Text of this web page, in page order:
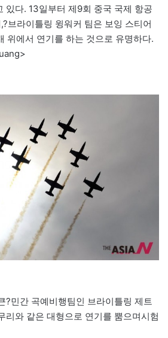
있다. 13일부터 제9회 중국 국제 항공
브라이틀링 윙워커 팀은 보잉 스티어
위에서 연기를 하는 것으로 유명하다.
?민간 곡예비행팀인 브라이틀링 제트
리와 같은 대형으로 연기를 뿜으며시험